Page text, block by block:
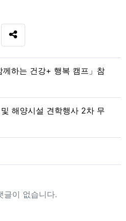
SNS 공유
께하는 건강+ 행복 캠프」참
해양시설 견학행사 2차 무
글이 없습니다.